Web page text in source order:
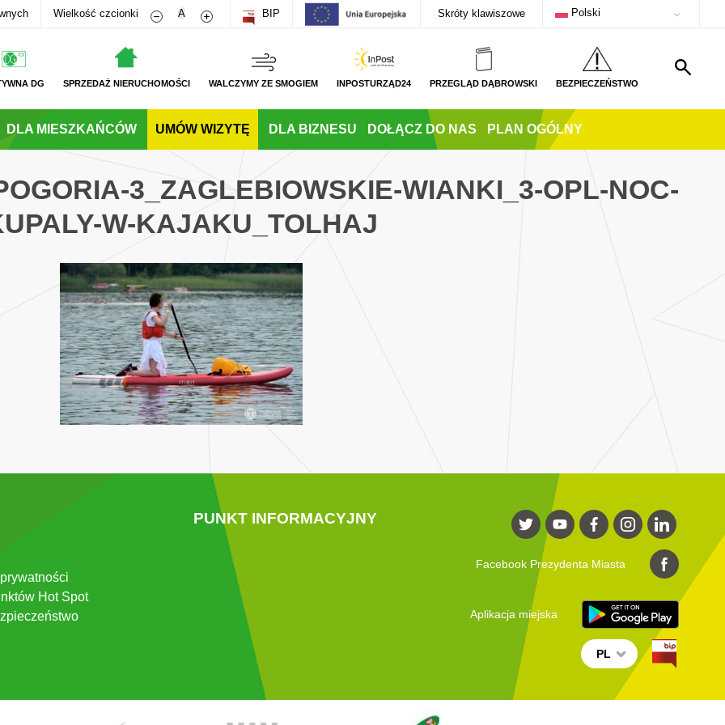
Wielkość czcionki Zmniejsz rozmiar czcionki
A Zwiększ rozmiar czcionki
BIP Skróty klawiszowe Polski
DG SPRZEDAŻ NIERUCHOMOŚCI WALCZYMY ZE SMOGIEM INPOSTURZĄD24 PRZEGLĄD DĄBROWSKI BEZPIECZEŃSTWO
DLA MIESZKAŃCÓW UMÓW WIZYTĘ DLA BIZNESU DOŁĄCZ DO NAS PLAN OGÓLNY
3_ZAGLEBIOWSKIE-WIANKI_3-OPL-NOC-
W-KAJAKU_TOLHAJ
Hot Spot
PUNKT INFORMACYJNY
Facebook Prezydenta Miasta
Aplikacja miejska
PL